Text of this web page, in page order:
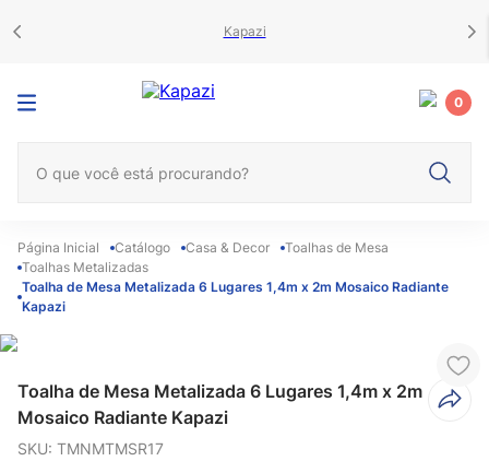
Kapazi
0
Catálogo Casa & Decor
Toalhas de Mesa
Toalhas Metalizadas
Toalha de Mesa Metalizada 6 Lugares 1,4m x 2m Mosaico Radiante
Kapazi
Toalha de Mesa Metalizada 6 Lugares 1,4m x 2m
Mosaico Radiante Kapazi
SKU: TMNMTMSR17